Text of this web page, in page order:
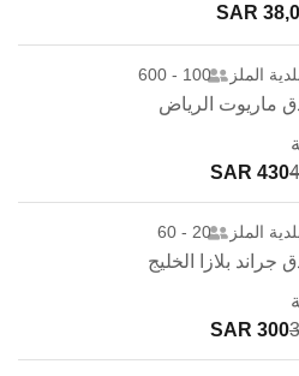
الملز 100 - 600
ماريوت الرياض
430 SAR
الملز 20 - 60
جراند بلازا الخليج
300 SAR